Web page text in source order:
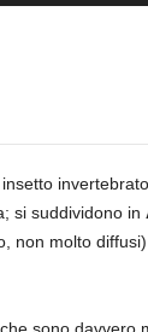
si suddividono in
non molto